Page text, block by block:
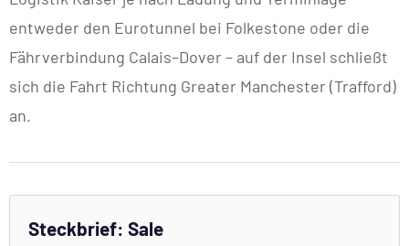
entweder den Eurotunnel bei Folkestone oder die
Fährverbindung Calais–Dover – auf der Insel schließt
sich die Fahrt Richtung Greater Manchester (Trafford)
an.
Steckbrief: Sale